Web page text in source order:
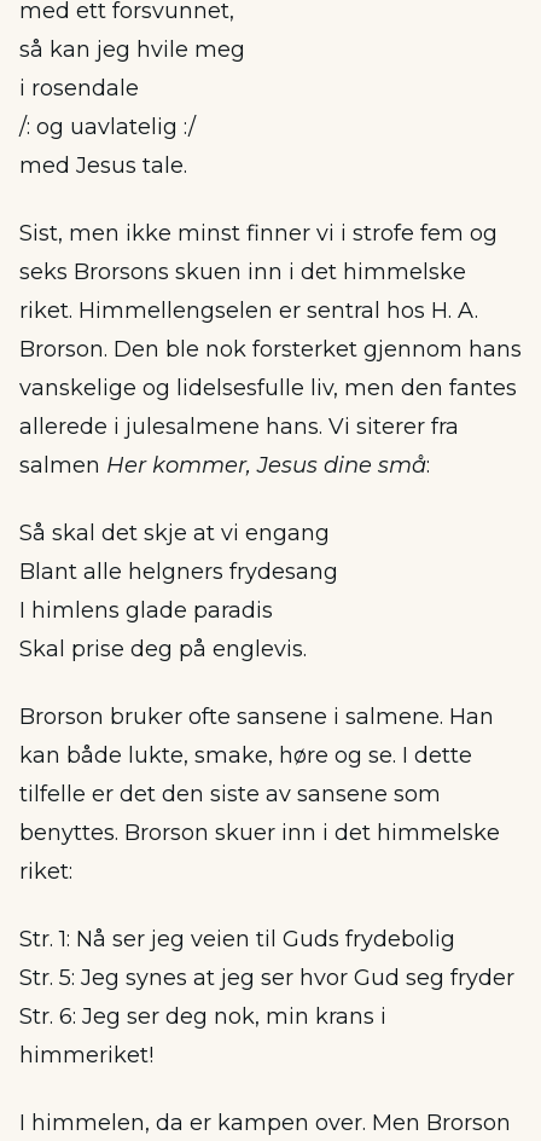
med ett forsvunnet,
så kan jeg hvile meg
i rosendale
/: og uavlatelig :/
med Jesus tale.
Sist, men ikke minst finner vi i strofe fem og
seks Brorsons skuen inn i det himmelske
riket. Himmellengselen er sentral hos H. A.
Brorson. Den ble nok forsterket gjennom hans
vanskelige og lidelsesfulle liv, men den fantes
allerede i julesalmene hans. Vi siterer fra
salmen Her kommer, Jesus dine små:
Så skal det skje at vi engang
Blant alle helgners frydesang
I himlens glade paradis
Skal prise deg på englevis.
Brorson bruker ofte sansene i salmene. Han
kan både lukte, smake, høre og se. I dette
tilfelle er det den siste av sansene som
benyttes. Brorson skuer inn i det himmelske
riket:
Str. 1: Nå ser jeg veien til Guds frydebolig
Str. 5: Jeg synes at jeg ser hvor Gud seg fryder
Str. 6: Jeg ser deg nok, min krans i
himmeriket!
I himmelen, da er kampen over. Men Brorson